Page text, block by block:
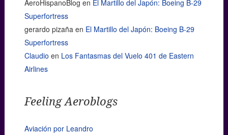
AeroHispanoBlog en El Martillo del Japón: Boeing B-29
Superfortress
gerardo pizañaen El Martillo del Japón: Boeing B-29
Superfortress
Claudio en Los Fantasmas del Vuelo 401 de Eastern
Airlines
Feeling Aeroblogs
Aviación por Leandro